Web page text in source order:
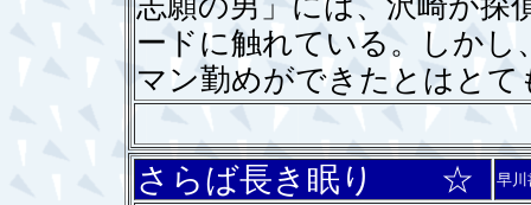
志願の男」には、沢崎が探
ードに触れている。しか
マン勤めができたとはと
さらば長き眠り ☆ 早川